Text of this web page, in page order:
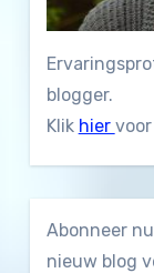
blogger.
Klik hier
Abonneer
nieuw blog